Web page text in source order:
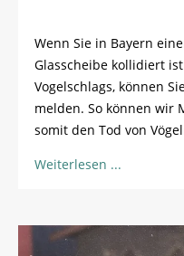
Wenn Sie in Bayern
Glasscheibe kollidiert
Vogelschlags, können
melden. So können wir
somit den Tod von
Weiterlesen